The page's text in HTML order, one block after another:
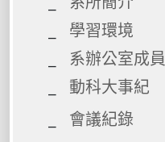
學習環境
系辦公室成員
動科大事紀
會議紀錄